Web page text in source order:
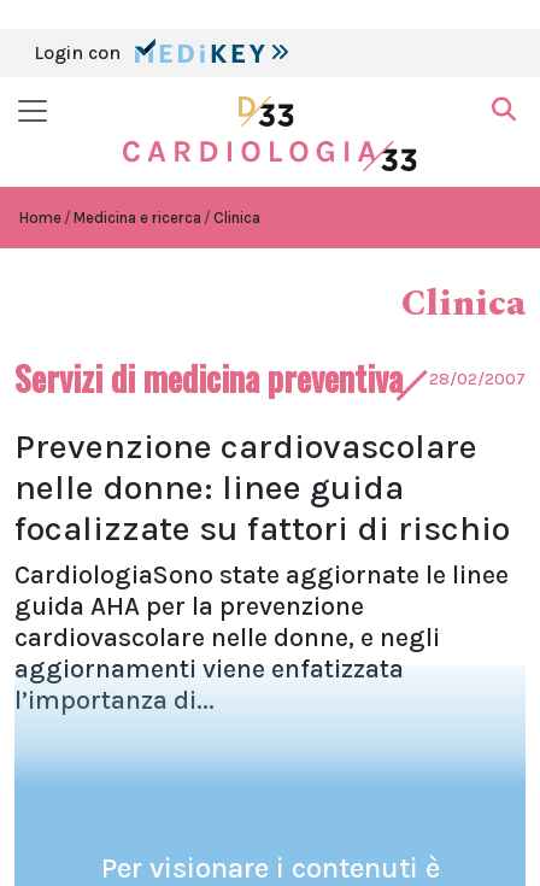
Login con
Home Medicina e ricerca Clinica
Clinica
Servizi di medicina preventiva 28/02/2007
Prevenzione cardiovascolare
nelle donne: linee guida
focalizzate su fattori di rischio
CardiologiaSono state aggiornate le linee
guida AHA per la prevenzione
cardiovascolare nelle donne, e negli
aggiornamenti viene enfatizzata
l’importanza di...
Per visionare i contenuti è